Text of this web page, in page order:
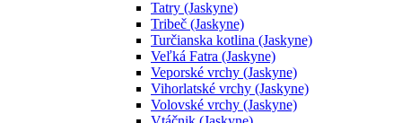
Tatry (Jaskyne)
Tribeč (Jaskyne)
Turčianska kotlina (Jaskyne)
Veľká Fatra (Jaskyne)
Veporské vrchy (Jaskyne)
Vihorlatské vrchy (Jaskyne)
Volovské vrchy (Jaskyne)